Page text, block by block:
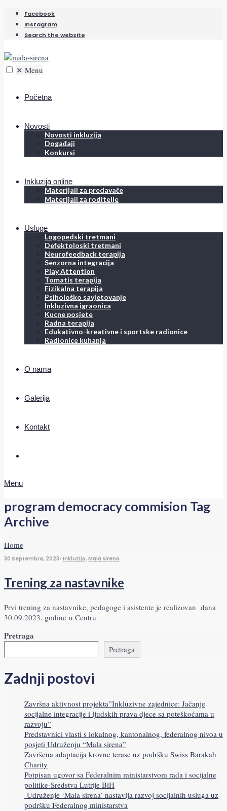
Facebook
Instagram
Search the website
✕ Menu
Početna
Novosti
Novosti inkluzija
Događaji
Konkursi
Inkluzija online
Materijali za predavače
Materijali za roditelje
Usluge
Logopedski tretmani
Defektoloski tretmani
Neurofeedback terapija
Senzorna integracija
Play Attention
Tomatis terapija
Fizikalna terapija
Psihološko savjetovanje
Inkluzivna igraonica
Kucne posjete
Radna terapija
Edukativno-kreativne i sportske radionice
Radionice kuhanja
O nama
Galerija
Kontakt
Menu
program democracy commision Tag
Archive
Home
30 Septembra, 2023• Inkluzija, Mala sirena
Trening za nastavnike
Prvi trening za nastavnike, pedagoge i asistente je realizovan dana
30.09.2023. godine u Centru
Pretraga
Pretraga
Zadnji postovi
Završna aktivnost projekta”Inkluzivne zajednice: Jačanje
socijalne integracije i ljudskih prava djece sa poteškoćama u
razvoju”
Predstavnici vlasti s lokalnog, kantonalnog, federalnog nivoa u
posjeti Udruženju “Mala sirena”
Završena adaptacija krovne terase uz podršku Swiss Barakah
Charity
Potpisan ugovor sa Federalnim ministarstvom rada i socijalne
politike-Sredstva Lutrije BiH
Udruženje ‘Mala sirena’ nastavlja razvoj socijalnih usluga uz
podršku Federalnog ministarstva